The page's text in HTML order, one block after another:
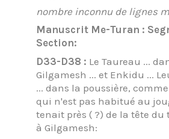
nombre inconnu de lignes
Manuscrit Me-Turan :
Section:
D33-D38 : Le Taureau ...
Gilgamesh ... et Enkidu ...
... dans la poussière,
qui n'est pas habitué au
tenait près ( ?) de la tête
à Gilgamesh: